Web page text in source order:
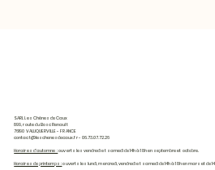
SARL Les Chênes de Caux
899, route du Bosc Renault
76190 VALLIQUERVILLE - FRANCE
contact@leschenesdecaux.fr- 06.73.07.72.26
Horaires d'automne :ouverts les vendredi et samedi de 14h à 18h en septembre et octobre.
Horaires de printemps :ouverts les lundi, mercredi, vendredi et samedi de 14h à 18h en mars et de